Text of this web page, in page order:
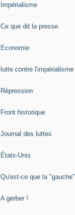
Impérialisme
Ce que dit la presse
Economie
lutte contre l'impérialisme
Répression
Front historique
Journal des luttes
États-Unis
Qu'est-ce que la "gauche"
A gerber !